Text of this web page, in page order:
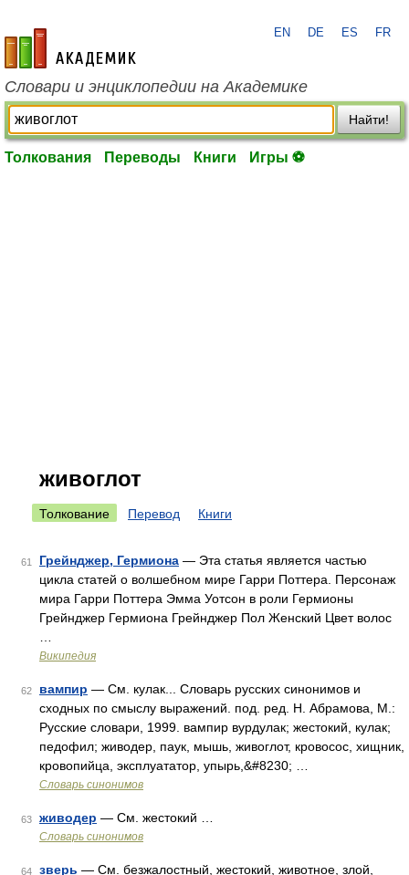
academic.ru
EN DE ES FR
Словари и энциклопедии на Академике
Найти!
Толкования Переводы Книги Игры ⚽
живоглот
Толкование Перевод Книги
61 Грейнджер, Гермиона — Эта статья является частью
цикла статей о волшебном мире Гарри Поттера. Персонаж
мира Гарри Поттера Эмма Уотсон в роли Гермионы
Грейнджер Гермиона Грейнджер Пол Женский Цвет волос
Википедия
62 вампир — См. кулак... Словарь русских синонимов и
сходных по смыслу выражений. под. ред. Н. Абрамова, М.:
Русские словари, 1999. вампир вурдулак; жестокий, кулак;
педофил; живодер, паук, мышь, живоглот, кровосос, хищник,
кровопийца, эксплуататор, упырь,&#8230; …
Словарь синонимов
63 живодер — См. жестокий …
Словарь синонимов
64 зверь — См. безжалостный, жестокий, животное, злой,